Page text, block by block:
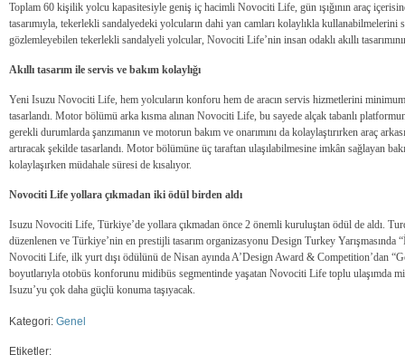
Toplam 60 kişilik yolcu kapasitesiyle geniş iç hacimli Novociti Life, gün ışığının araç
tasarımıyla, tekerlekli sandalyedeki yolcuların dahi yan camları kolaylıkla kullanabilmelerini
gözlemleyebilen tekerlekli sandalyeli yolcular, Novociti Life’nin insan odaklı akıllı
Akıllı tasarım ile servis ve bakım kolaylığı
Yeni Isuzu Novociti Life, hem yolcuların konforu hem de aracın servis hizmetlerini
tasarlandı. Motor bölümü arka kısma alınan Novociti Life, bu sayede alçak tabanlı
gerekli durumlarda şanzımanın ve motorun bakım ve onarımını da kolaylaştırırken araç
artıracak şekilde tasarlandı. Motor bölümüne üç taraftan ulaşılabilmesine imkân sağlayan
kolaylaşırken müdahale süresi de kısalıyor.
Novociti Life yollara çıkmadan iki ödül birden aldı
Isuzu Novociti Life, Türkiye’de yollara çıkmadan önce 2 önemli kuruluştan ödül de aldı.
düzenlenen ve Türkiye’nin en prestijli tasarım organizasyonu Design Turkey Yarışmasında
Novociti Life, ilk yurt dışı ödülünü de Nisan ayında A’Design Award & Competition’dan
boyutlarıyla otobüs konforunu midibüs segmentinde yaşatan Novociti Life toplu ulaşımda
Isuzu’yu çok daha güçlü konuma taşıyacak.
Kategori: Genel
Etiketler: